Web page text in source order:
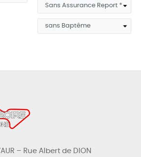
– Rue Albert de DION